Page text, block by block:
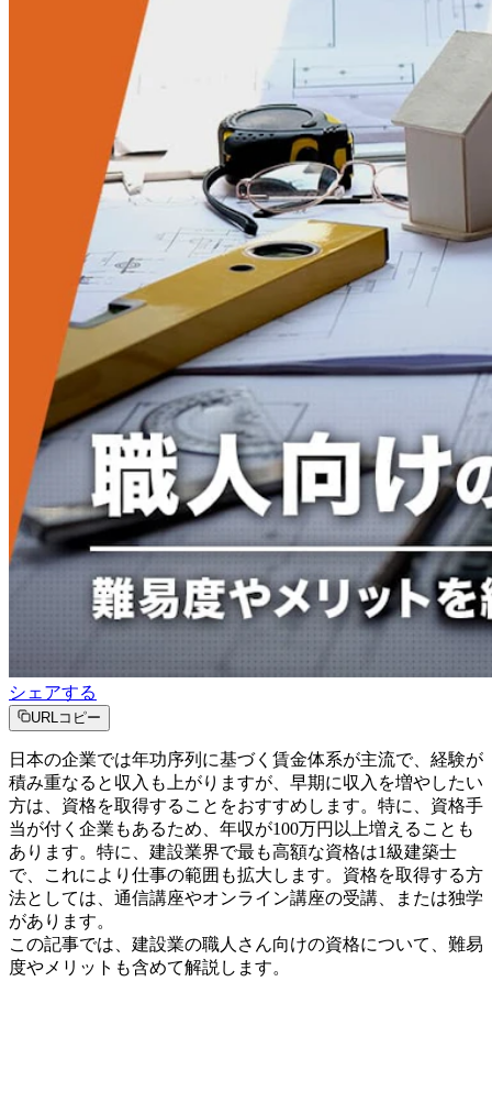
シェアする
URLコピー
日本の企業では年功序列に基づく賃金体系が主流で、経験が
積み重なると収入も上がりますが、早期に収入を増やしたい
方は、資格を取得することをおすすめします。特に、資格手
当が付く企業もあるため、年収が100万円以上増えることも
あります。特に、建設業界で最も高額な資格は1級建築士
で、これにより仕事の範囲も拡大します。資格を取得する方
法としては、通信講座やオンライン講座の受講、または独学
があります。
この記事では、建設業の職人さん向けの資格について、難易
度やメリットも含めて解説します。